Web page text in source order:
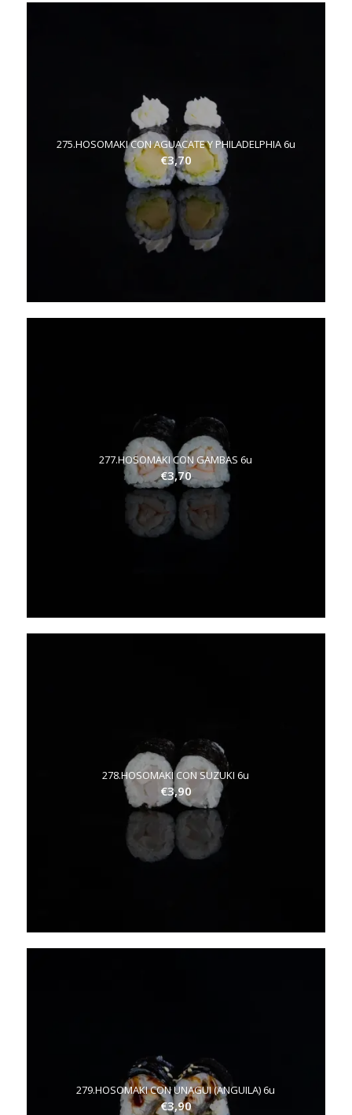
275.HOSOMAKI CON AGUACATE Y PHILADELPHIA 6u
€3,70
277.HOSOMAKI CON GAMBAS 6u
€3,70
278.HOSOMAKI CON SUZUKI 6u
€3,90
279.HOSOMAKI CON UNAGUI (ANGUILA) 6u
€3,90